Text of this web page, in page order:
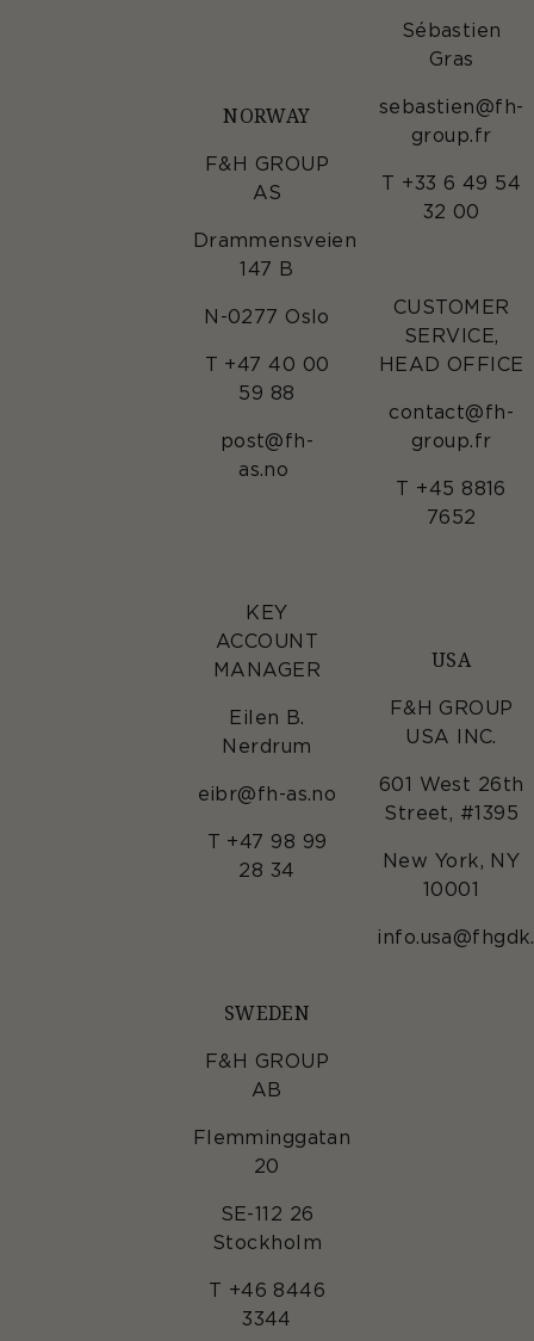
NORWAY
F&H GROUP
AS
Drammensveien
147 B
N-0277 Oslo
T +47 40 00
59 88
post@fh-
as.no
KEY
ACCOUNT
MANAGER
Eilen B.
Nerdrum
eibr@fh-as.no
T +47 98 99
28 34
SWEDEN
F&H GROUP
AB
Flemminggatan
20
SE-112 26
Stockholm
T +46 8446
3344
Sébastien
Gras
sebastien@fh-
group.fr
T +33 6 49 54
32 00
CUSTOMER
SERVICE,
HEAD OFFICE
contact@fh-
group.fr
T +45 8816
7652
USA
F&H GROUP
USA INC.
601 West 26th
Street, #1395
New York, NY
10001